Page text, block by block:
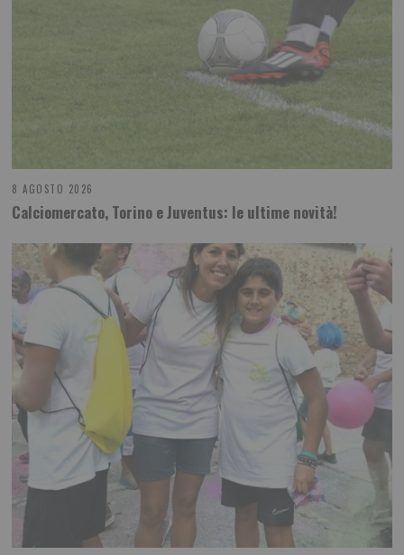
8 AGOSTO 2026
Calciomercato, Torino e Juventus: le ultime novità!